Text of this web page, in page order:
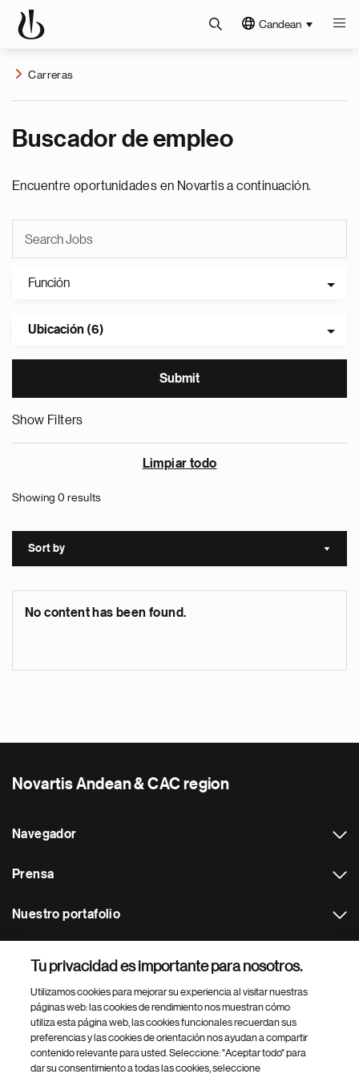
Candean
Carreras
Buscador de empleo
Encuentre oportunidades en Novartis a continuación.
Función
Ubicación (6)
Show Filters
Limpiar todo
Showing 0 results
Sort by Sort
No content has been found.
Novartis Andean & CAC region
Navegador
Prensa
Nuestro portafolio
Footer Site Search
Tu privacidad es importante para nosotros.
Utilizamos cookies para mejorar su experiencia al visitar nuestras
páginas web: las cookies de rendimiento nos muestran cómo
utiliza esta página web, las cookies funcionales recuerdan sus
preferencias y las cookies de orientación nos ayudan a compartir
contenido relevante para usted. Seleccione: "Aceptar todo" para
dar su consentimiento a todas las cookies, seleccione